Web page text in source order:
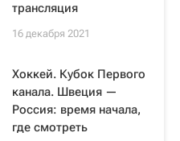
трансляция
16 декабря 2021
Хоккей. Кубок Первого
канала. Швеция —
Россия: время начала,
где смотреть